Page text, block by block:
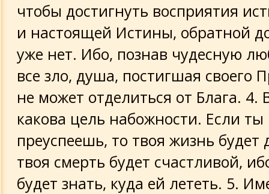
чтобы достигнуть восприятия
и настоящей Истины, обратной
уже нет. Ибо, познав чудесную
все зло, душа, постигшая своего
не может отделиться от Блага. 4.
какова цель набожности. Если ты
преуспеешь, то твоя жизнь будет
твоя смерть будет счастливой,
будет знать, куда ей лететь. 5.